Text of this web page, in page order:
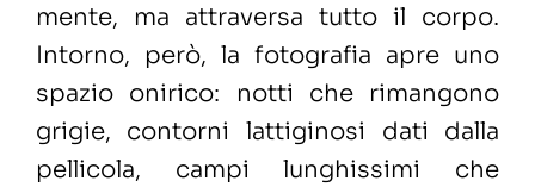
mente, ma attraversa tutto il corpo.
Intorno, però, la fotografia apre uno
spazio onirico: notti che rimangono
grigie, contorni lattiginosi dati dalla
pellicola, campi lunghissimi che